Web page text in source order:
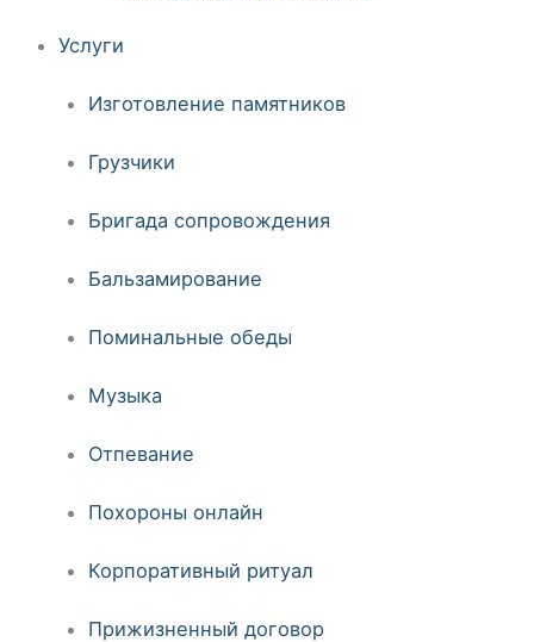
Услуги
Изготовление памятников
Грузчики
Бригада сопровождения
Бальзамирование
Поминальные обеды
Музыка
Отпевание
Похороны онлайн
Корпоративный ритуал
Прижизненный договор